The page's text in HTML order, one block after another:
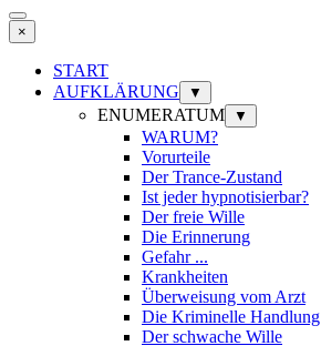
×
START
AUFKLÄRUNG
▼
ENUMERATUM ▼
WARUM?
Vorurteile
Der Trance-Zustand
Ist jeder hypnotisierbar?
Der freie Wille
Die Erinnerung
Gefahr ...
Krankheiten
Überweisung vom Arzt
Die Kriminelle Handlung
Der schwache Wille